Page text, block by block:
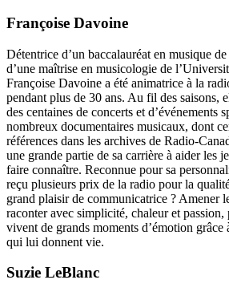
Françoise Davoine
Détentrice d’un baccalauréat en musique
d’une maîtrise en musicologie de
Françoise Davoine a été animatrice à la
pendant plus de 30 ans. Au fil des saisons,
des centaines de concerts et d’événements
nombreux documentaires musicaux, dont
références dans les archives de Radio-
une grande partie de sa carrière à aider les
faire connaître. Reconnue pour sa
reçu plusieurs prix de la radio pour la
grand plaisir de communicatrice ? Amener
raconter avec simplicité, chaleur et passion,
vivent de grands moments d’émotion grâce
qui lui donnent vie.
Suzie LeBlanc